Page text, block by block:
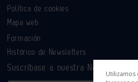
Política de cookies
Mapa web
Formación
Histórico de Newsletters
Suscríbase a nuestra Newsletter
Utilizamos